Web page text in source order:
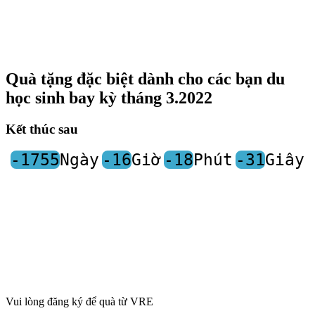
Quà tặng đặc biệt dành cho các bạn du
học sinh bay kỳ tháng 3.2022
Kết thúc sau
-1755Ngày-16Giờ-18Phút -31Giây
Vui lòng đăng ký để quà từ VRE